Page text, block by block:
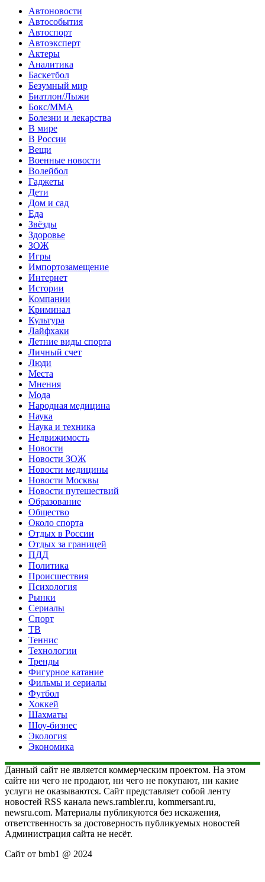
Автоновости
Автособытия
Автоспорт
Автоэксперт
Актеры
Аналитика
Баскетбол
Безумный мир
Биатлон/Лыжи
Бокс/MMA
Болезни и лекарства
В мире
В России
Вещи
Военные новости
Волейбол
Гаджеты
Дети
Дом и сад
Еда
Звёзды
Здоровье
ЗОЖ
Игры
Импортозамещение
Интернет
Истории
Компании
Криминал
Культура
Лайфхаки
Летние виды спорта
Личный счет
Люди
Места
Мнения
Мода
Народная медицина
Наука
Наука и техника
Недвижимость
Новости
Новости ЗОЖ
Новости медицины
Новости Москвы
Новости путешествий
Образование
Общество
Около спорта
Отдых в России
Отдых за границей
ПДД
Политика
Происшествия
Психология
Рынки
Сериалы
Спорт
ТВ
Теннис
Технологии
Тренды
Фигурное катание
Фильмы и сериалы
Футбол
Хоккей
Шахматы
Шоу-бизнес
Экология
Экономика
Данный сайт не является коммерческим проектом. На этом
сайте ни чего не продают, ни чего не покупают, ни какие
услуги не оказываются. Сайт представляет собой ленту
новостей RSS канала news.rambler.ru, kommersant.ru,
newsru.com. Материалы публикуются без искажения,
ответственность за достоверность публикуемых новостей
Администрация сайта не несёт.
Сайт от bmb1 @ 2024